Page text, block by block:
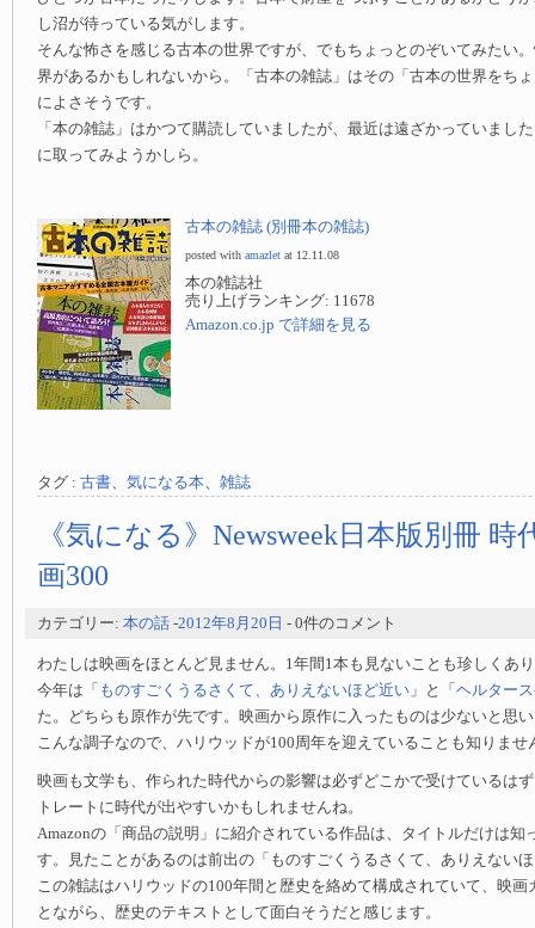
し沼が待っている気がします。
そんな怖さを感じる古本の世界ですが、でもちょっとのぞいてみたい
界があるかもしれないから。「古本の雑誌」はその「古本の世界をち
によさそうです。
「本の雑誌」はかつて購読していましたが、最近は遠ざかっていまし
に取ってみようかしら。
古本の雑誌 (別冊本の雑誌)
posted with amazlet at 12.11.08
本の雑誌社
売り上げランキング: 11678
Amazon.co.jp で詳細を見る
タグ : 古書、 気になる本、 雑誌
《気になる》Newsweek日本版別冊
画300
カテゴリー: 本の話 -2012年8月20日 - 0件のコメント
わたしは映画をほとんど見ません。1年間1本も見ないことも珍しくあ
今年は「 ものすごくうるさくて、ありえないほど近い 」と「 ヘルター
た。どちらも原作が先です。映画から原作に入ったものは少ないと思
こんな調子なので、ハリウッドが100周年を迎えていることも知りませ
映画も文学も、作られた時代からの影響は必ずどこかで受けているは
トレートに時代が出やすいかもしれませんね。
Amazonの「商品の説明」に紹介されている作品は、タイトルだけは知
す。見たことがあるのは前出の「ものすごくうるさくて、ありえない
この雑誌はハリウッドの100年間と歴史を絡めて構成されていて、映画
とながら、歴史のテキストとして面白そうだと感じます。